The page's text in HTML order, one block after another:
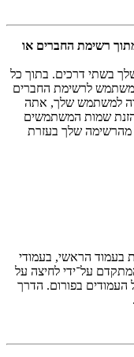
רשימת החברים או
בשתי דרכים. בתוך כל
לרשימת החברים
למשתמש שלך, אתה
הזנת שמות המשתמשים
שלך בעזרת
בעמוד הראשי, בעמודי
על־ידי לחיצה על
העמודים בפורום. הדרך